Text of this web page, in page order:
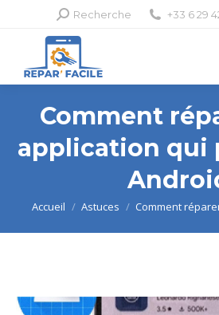
Recherche
Recherche +33 6 29
Comment
application qui
Vous êtes ici :
Accueil Astuces Comment